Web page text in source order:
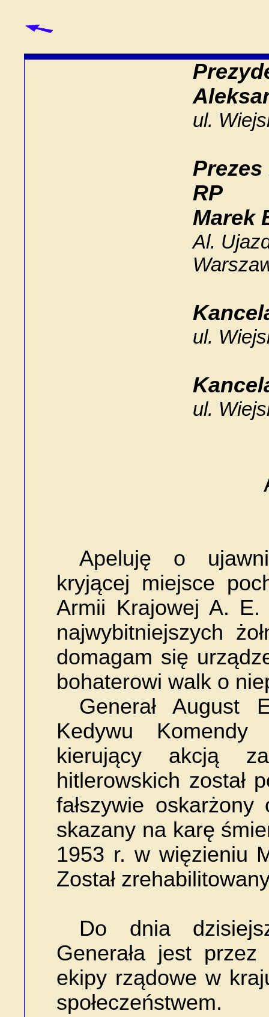
ul.
RP
Marek
Al.
ul.
ul.
Apeluję o
kryjącej miejsce
Armii Krajowej A. E.
najwybitniejszych
domagam się
bohaterowi walk o
Generał August
Kedywu Komendy
kierujący akcją
hitlerowskich został
fałszywie
skazany na karę
1953 r. w więzieniu
Został
Do dnia
Generała jest
ekipy rządowe w
społeczeństwem.